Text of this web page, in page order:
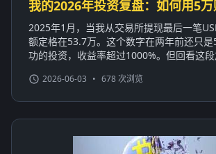
我的2026年投资复盘：如何用5
2025年1月，当我从交易所提现最后一笔
额定格在53.7万。这个数字在两年前还只
功的投资，收益率超过1000%。但回看这
2026-06-03 • 678 次浏览